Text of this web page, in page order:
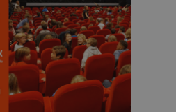
- 2 places à
semaine !